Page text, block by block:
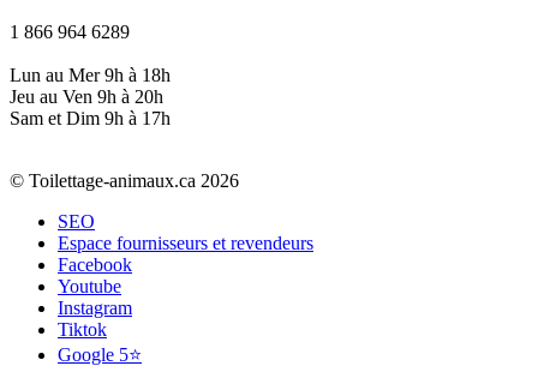
1 866 964 6289
Lun au Mer 9h à 18h
Jeu au Ven 9h à 20h
Sam et Dim 9h à 17h
© Toilettage-animaux.ca 2026
SEO
Espace fournisseurs et revendeurs
Facebook
Youtube
Instagram
Tiktok
Google 5⭐